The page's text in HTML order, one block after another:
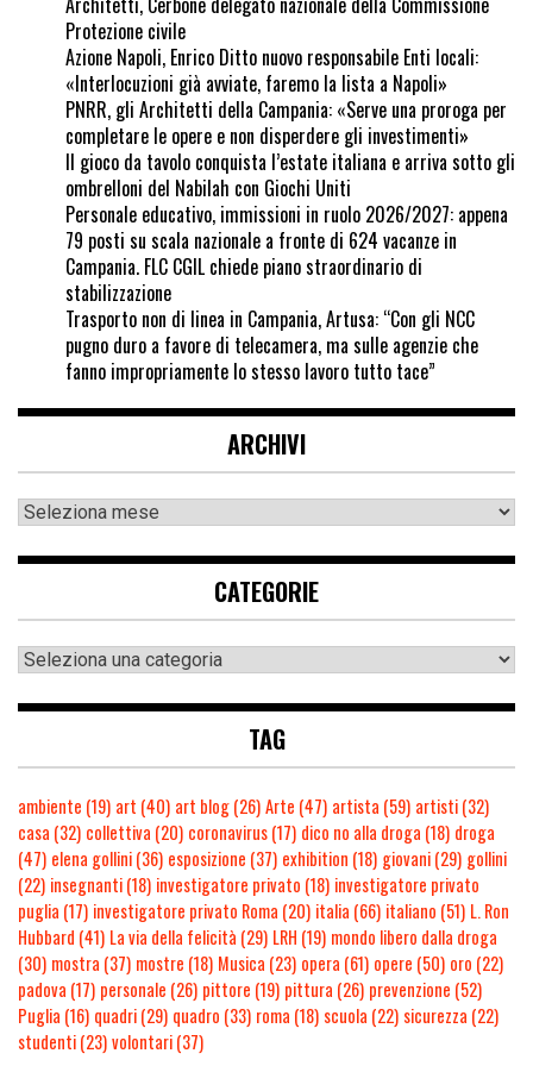
Protezione civile
Azione Napoli, Enrico Ditto nuovo responsabile Enti locali:
«Interlocuzioni già avviate, faremo la lista a Napoli»
PNRR, gli Architetti della Campania: «Serve una proroga per
completare le opere e non disperdere gli investimenti»
Il gioco da tavolo conquista l’estate italiana e arriva sotto gli
ombrelloni del Nabilah con Giochi Uniti
Personale educativo, immissioni in ruolo 2026/2027: appena
79 posti su scala nazionale a fronte di 624 vacanze in
Campania. FLC CGIL chiede piano straordinario di
stabilizzazione
Trasporto non di linea in Campania, Artusa: “Con gli NCC
pugno duro a favore di telecamera, ma sulle agenzie che
fanno impropriamente lo stesso lavoro tutto tace”
ARCHIVI
CATEGORIE
TAG
ambiente (19) art (40) art blog(26)Arte (47) artista (59) artisti(32)
casa (32) collettiva (20) coronavirus(17) dico no alla droga (18) droga
(47) elena gollini(36) esposizione (37) exhibition (18) giovani(29) gollini
(22) insegnanti(18) investigatore privato (18) investigatore privato
puglia (17) investigatore privato Roma (20) italia (66) italiano (51) L. Ron
Hubbard (41) La via della felicità (29) LRH (19) mondo libero dalla droga
(30) mostra (37) mostre (18) Musica (23) opera (61) opere (50) oro (22)
padova (17) personale (26) pittore (19) pittura (26) prevenzione (52)
Puglia (16) quadri(29) quadro (33) roma (18) scuola (22) sicurezza (22)
studenti(23)volontari(37)